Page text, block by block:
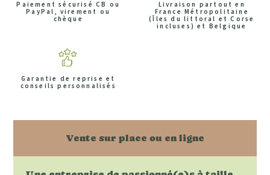
Paiement sécurisé CB ou
PayPal, virement ou
chèque
Livraison partout en
France Métropolitaine
(Îles du littoral et Corse
incluses) et Belgique
Garantie de reprise et
conseils personnalisés
Vente sur place ou en ligne